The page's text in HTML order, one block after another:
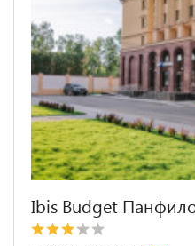
Ibis Budget